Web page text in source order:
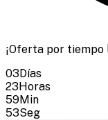
¡Oferta por tiempo
03Días
23Horas
59Min
51Seg